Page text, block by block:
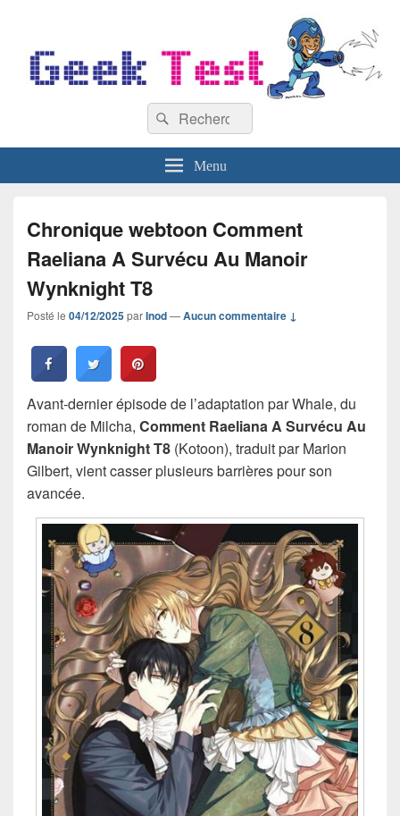
Recherche :
Rechercher
Menu
Chronique webtoon Comment
Raeliana A Survécu Au Manoir
Wynknight T8
Posté le 04/12/2025parInod—Aucun commentaire ↓
Avant-dernier épisode de l’adaptation par Whale, du
roman de Milcha, Comment Raeliana A Survécu Au
Manoir Wynknight T8 (Kotoon), traduit par Marion
Gilbert, vient casser plusieurs barrières pour son
avancée.